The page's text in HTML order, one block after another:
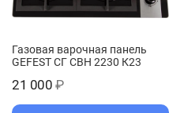
Газовая варочная панель
GEFEST СГ СВН 2230 К23
21 000 ₽